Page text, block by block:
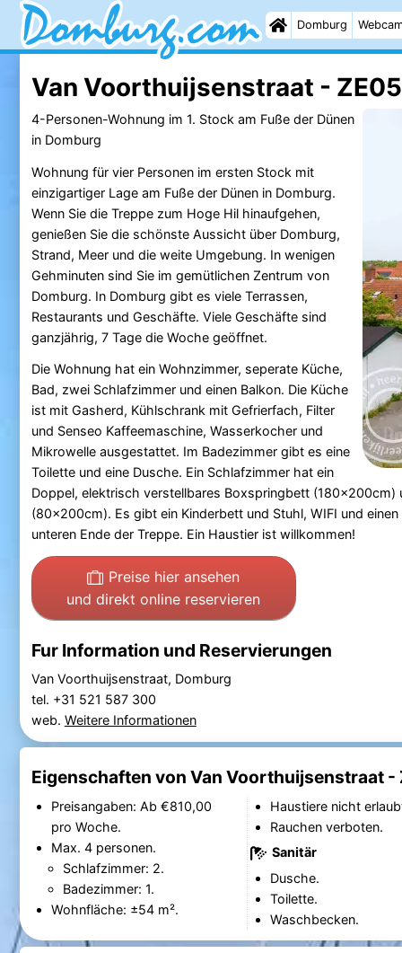
Domburg
Van Voorthuijsenstraat -
4-Personen-Wohnung im 1. Stock am Fuße der Dünen
in Domburg
Wohnung für vier Personen im ersten Stock mit
einzigartiger Lage am Fuße der Dünen in Domburg.
Wenn Sie die Treppe zum Hoge Hil hinaufgehen,
genießen Sie die schönste Aussicht über Domburg,
Strand, Meer und die weite Umgebung. In wenigen
Gehminuten sind Sie im gemütlichen Zentrum von
Domburg. In Domburg gibt es viele Terrassen,
Restaurants und Geschäfte. Viele Geschäfte sind
ganzjährig, 7 Tage die Woche geöffnet.
Die Wohnung hat ein Wohnzimmer, seperate Küche,
Bad, zwei Schlafzimmer und einen Balkon. Die Küche
ist mit Gasherd, Kühlschrank mit Gefrierfach, Filter
und Senseo Kaffeemaschine, Wasserkocher und
Mikrowelle ausgestattet. Im Badezimmer gibt es eine
Toilette und eine Dusche. Ein Schlafzimmer hat ein
Doppel, elektrisch verstellbares Boxspringbett
(80x200cm). Es gibt ein Kinderbett und Stuhl, WIFI und
unteren Ende der Treppe. Ein Haustier ist willkommen!
Preise hier ansehen
und direkt online reservieren
Fur Information und Reservierungen
Van Voorthuijsenstraat, Domburg
tel. +31 521 587 300
web. Weitere Informationen
Eigenschaften von Van Voorthuijsenstraat -
Preisangaben: Ab €810,00
pro Woche.
Max. 4 personen.
Schlafzimmer: 2.
Badezimmer: 1.
Wohnfläche: ±54 m².
Haustiere nicht
Rauchen verboten.
Sanitär
Dusche.
Toilette.
Waschbecken.